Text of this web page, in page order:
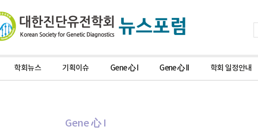
학회뉴스 기획이슈 Gene 心 I Gene 心 II 학회 일정안내
Gene 心 I